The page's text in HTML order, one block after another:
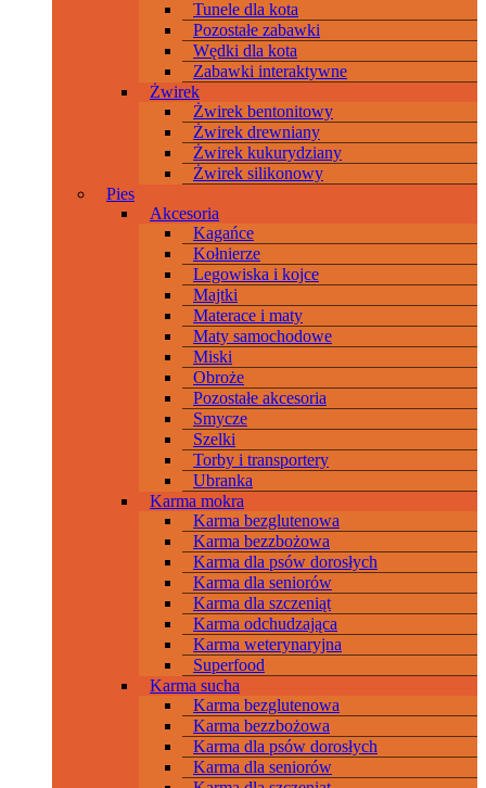
Tunele dla kota
Pozostałe zabawki
Wędki dla kota
Zabawki interaktywne
Żwirek
Żwirek bentonitowy
Żwirek drewniany
Żwirek kukurydziany
Żwirek silikonowy
Pies
Akcesoria
Kagańce
Kołnierze
Legowiska i kojce
Majtki
Materace i maty
Maty samochodowe
Miski
Obroże
Pozostałe akcesoria
Smycze
Szelki
Torby i transportery
Ubranka
Karma mokra
Karma bezglutenowa
Karma bezzbożowa
Karma dla psów dorosłych
Karma dla seniorów
Karma dla szczeniąt
Karma odchudzająca
Karma weterynaryjna
Superfood
Karma sucha
Karma bezglutenowa
Karma bezzbożowa
Karma dla psów dorosłych
Karma dla seniorów